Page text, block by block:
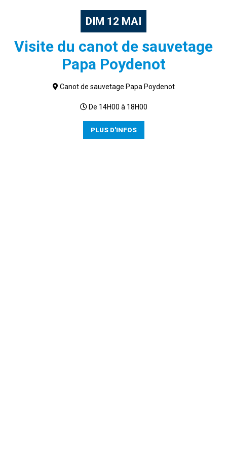
DIM 12 MAI
Visite du canot de sauvetage
Papa Poydenot
Canot de sauvetage Papa Poydenot
De 14H00 à 18H00
PLUS D'INFOS